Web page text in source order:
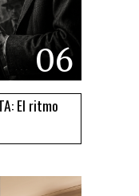
06
El ritmo